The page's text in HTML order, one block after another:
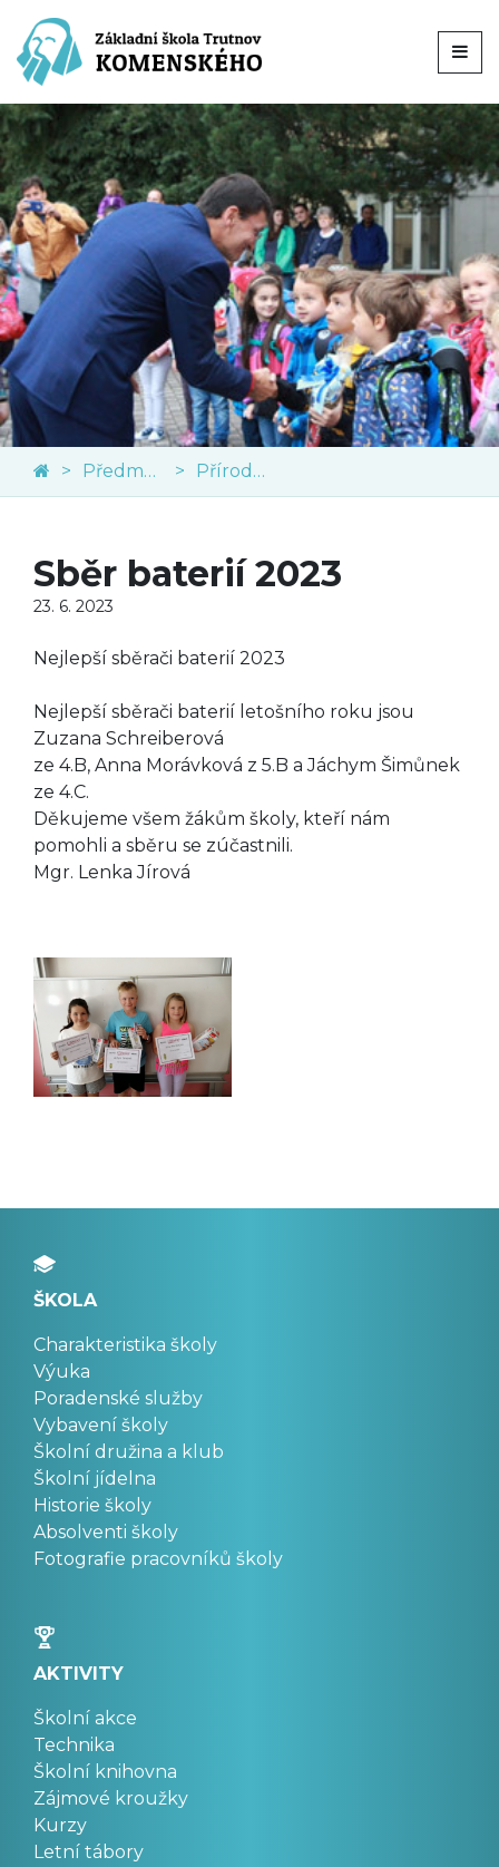
Předměty Přírodní vědy
Sběr baterií 2023
23. 6. 2023
Nejlepší sběrači baterií 2023
Nejlepší sběrači baterií letošního roku jsou
Zuzana Schreiberová
ze 4.B, Anna Morávková z 5.B a Jáchym Šimůnek
ze 4.C.
Děkujeme všem žákům školy, kteří nám
pomohli a sběru se zúčastnili.
Mgr. Lenka Jírová
ŠKOLA
Charakteristika školy
Výuka
Poradenské služby
Vybavení školy
Školní družina a klub
Školní jídelna
Historie školy
Absolventi školy
Fotografie pracovníků školy
AKTIVITY
Školní akce
Technika
Školní knihovna
Zájmové kroužky
Kurzy
Letní tábory